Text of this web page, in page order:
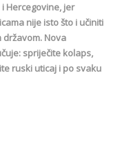
Hercegovine, jer
nije isto što i učiniti
Nova
spriječite kolaps,
ruski uticaj i po svaku